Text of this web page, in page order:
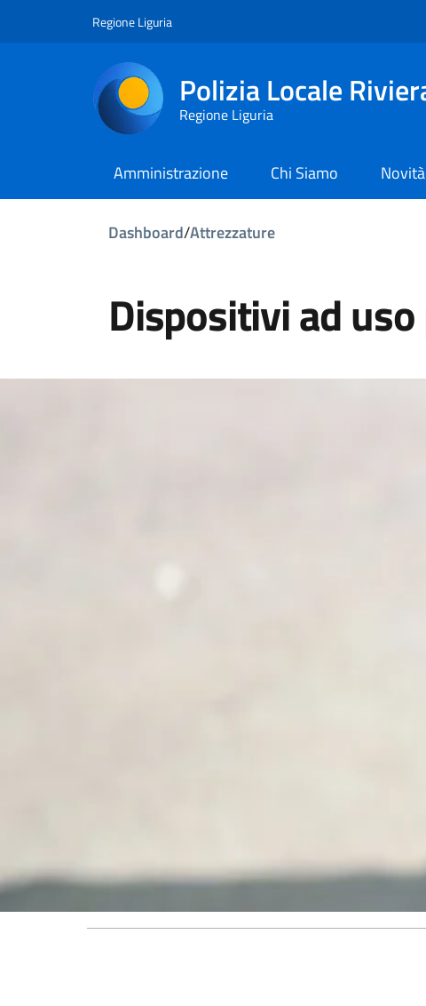
Regione Liguria
Polizia Locale
Regione Liguria
Amministrazione Chi Siamo Novità
Dashboard/Attrezzature
Dispositivi ad